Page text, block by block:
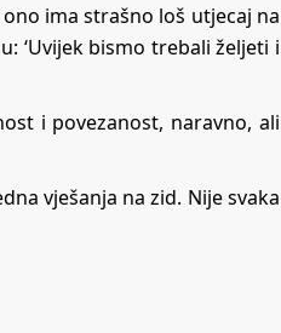
ima strašno loš utjecaj na
‘Uvijek bismo trebali željeti i
i povezanost, naravno, ali
vješanja na zid. Nije svaka